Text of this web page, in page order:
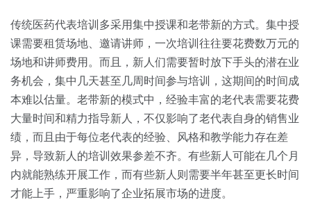
传统医药代表培训多采用集中授课和老带新的方式。集中授
课需要租赁场地、邀请讲师，一次培训往往要花费数万元的
场地和讲师费用。而且，新人们需要暂时放下手头的潜在业
务机会，集中几天甚至几周时间参与培训，这期间的时间成
本难以估量。老带新的模式中，经验丰富的老代表需要花费
大量时间和精力指导新人，不仅影响了老代表自身的销售业
绩，而且由于每位老代表的经验、风格和教学能力存在差
异，导致新人的培训效果参差不齐。有些新人可能在几个月
内就能熟练开展工作，而有些新人则需要半年甚至更长时间
才能上手，严重影响了企业拓展市场的进度。